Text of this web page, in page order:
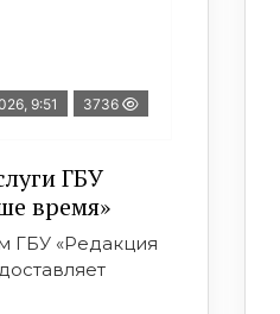
9:51 3736
ГБУ
время»
ГБУ «Редакция